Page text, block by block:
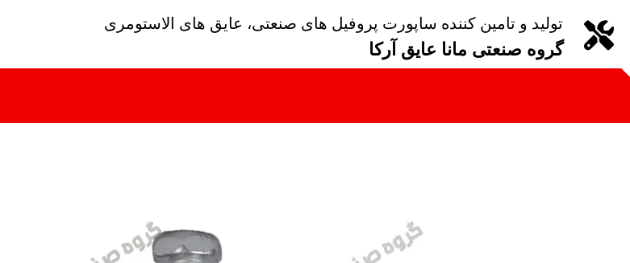
تولید و تامین کننده ساپورت پروفیل های صنعتی، عایق های الاستومری
گروه صنعتی مانا عایق آرکا